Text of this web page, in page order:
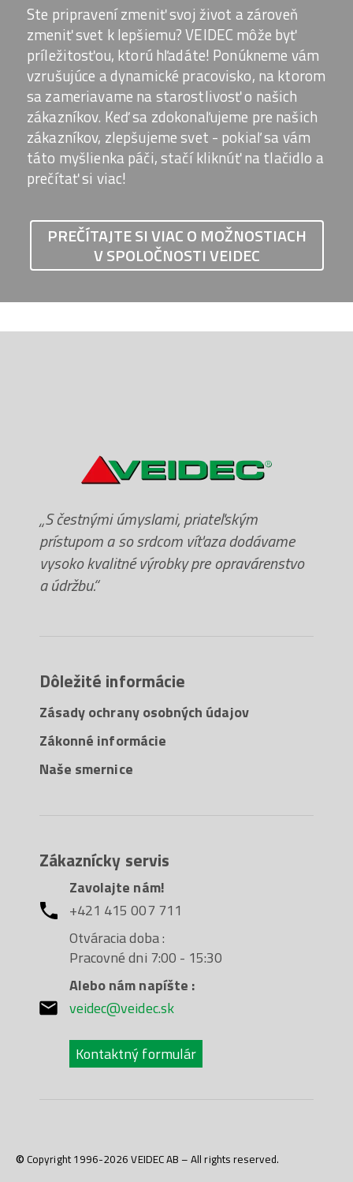
Ste pripravení zmeniť svoj život a zároveň
zmeniť svet k lepšiemu? VEIDEC môže byť
príležitosťou, ktorú hľadáte! Ponúkneme vám
vzrušujúce a dynamické pracovisko, na ktorom
sa zameriavame na starostlivosť o našich
zákazníkov. Keď sa zdokonaľujeme pre našich
zákazníkov, zlepšujeme svet - pokiaľ sa vám
táto myšlienka páči, stačí kliknúť na tlačidlo a
prečítať si viac!
PREČÍTAJTE SI VIAC O MOŽNOSTIACH
V SPOLOČNOSTI VEIDEC
„S čestnými úmyslami, priateľským
prístupom a so srdcom víťaza dodávame
vysoko kvalitné výrobky pre opravárenstvo
a údržbu.“
Dôležité informácie
Zásady ochrany osobných údajov
Zákonné informácie
Naše smernice
Zákaznícky servis
Zavolajte nám!
+421 415 007 711
Otváracia doba :
Pracovné dni 7:00 - 15:30
Alebo nám napíšte :
veidec@veidec.sk
Kontaktný formulár
© Copyright 1996-2026 VEIDEC AB – All rights reserved.